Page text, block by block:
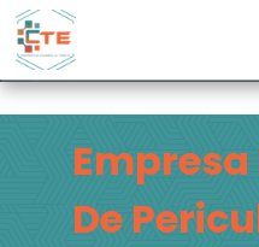
Empresa
De